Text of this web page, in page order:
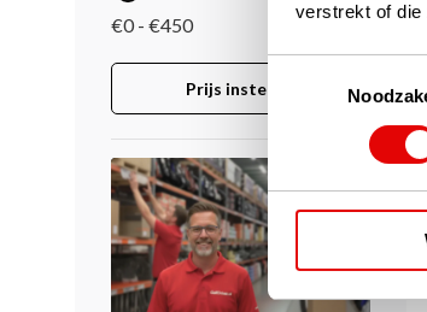
verstrekt of die
€0 - €450
Prijs instellen